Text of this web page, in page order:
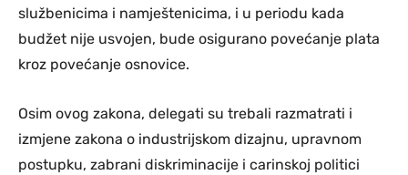
službenicima i namještenicima, i u periodu kada
budžet nije usvojen, bude osigurano povećanje plata
kroz povećanje osnovice.
Osim ovog zakona, delegati su trebali razmatrati i
izmjene zakona o industrijskom dizajnu, upravnom
postupku, zabrani diskriminacije i carinskoj politici